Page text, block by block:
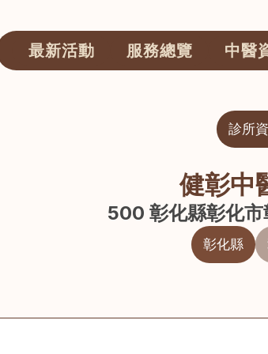
最新活動 服務總覽 中醫
診所
健彰中
500 彰化縣彰化市
彰化縣